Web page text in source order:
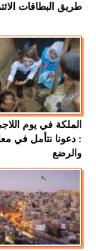
طريق البطاقات
الملكة في يوم
: دعونا نتأمل في
والرضع